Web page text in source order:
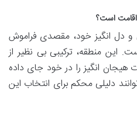
اقامت است؟
و دل انگیز خود، مقصدی فراموش
این منطقه، ترکیبی بی نظیر از
هیجان انگیز را در خود جای داده
دلیلی محکم برای انتخاب این